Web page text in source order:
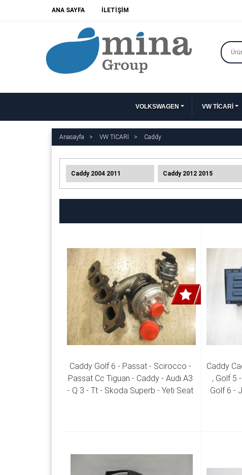
ANA SAYFA İLETİŞİM
VOLKSWAGEN VW TİCARİ
Anasayfa VW TİCARİ Caddy
Caddy 2004 2011 Caddy 2012 2015
Caddy Golf 6 - Passat - Scirocco -
Passat Cc Tiguan - Caddy - Audı A3
- Q 3 - Tt - Skoda Superb - Yeti Seat
Caddy
, Golf 5
Golf 6 -